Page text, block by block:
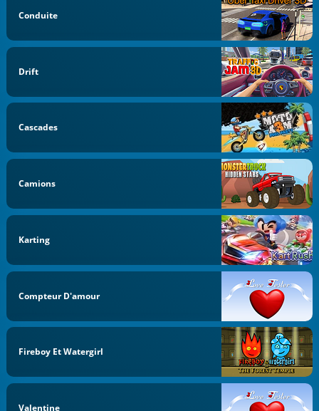
Conduite
Drift
Cascades
Camions
Karting
Compteur D'amour
Fireboy Et Watergirl
Valentine